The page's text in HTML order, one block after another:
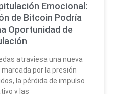
Emocional:
de Bitcoin Podría
Oportunidad de
atraviesa una nueva
por la presión
la pérdida de impulso
y las